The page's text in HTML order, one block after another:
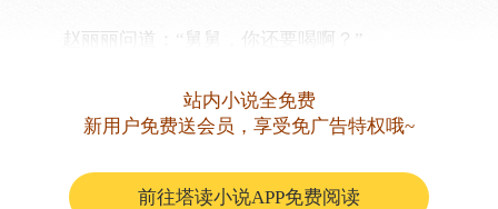
赵丽丽问道：“舅舅，你还要喝啊？”
“不喝，不喝。”站内小说全免费
新用户免费送会员，享受免广告特权哦~
前往塔读小说APP免费阅读